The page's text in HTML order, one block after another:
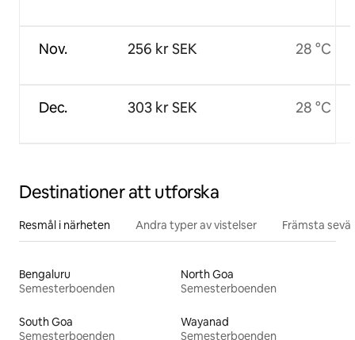
Nov.
Dec.
256 kr SEK
303 kr SEK
28 °C
28 °C
Destinationer att utforska
Resmål i närheten Andra typer av vistelser Främsta
Bengaluru
Semesterboenden
North Goa
Semesterboenden
South Goa
Semesterboenden
Wayanad
Semesterboenden